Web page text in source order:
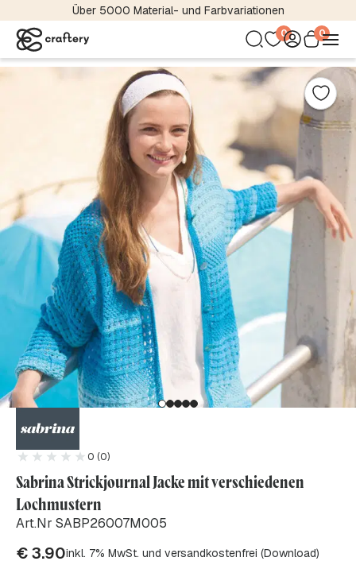
Über 5000 Material- und Farbvariationen
0 0
0 (0)
Sabrina Strickjournal Jacke mit verschiedenen
Lochmustern
Art.Nr SABP26007M005
€3.90inkl. 7% MwSt. und versandkostenfrei (Download)